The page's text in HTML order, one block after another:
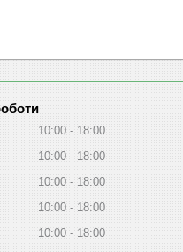
10:00
18:00
10:00
18:00
10:00
18:00
10:00
18:00
10:00
18:00